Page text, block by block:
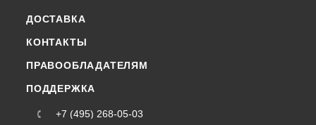
ДОСТАВКА
КОНТАКТЫ
ПРАВООБЛАДАТЕЛЯМ
ПОДДЕРЖКА
+7 (495) 268-05-03